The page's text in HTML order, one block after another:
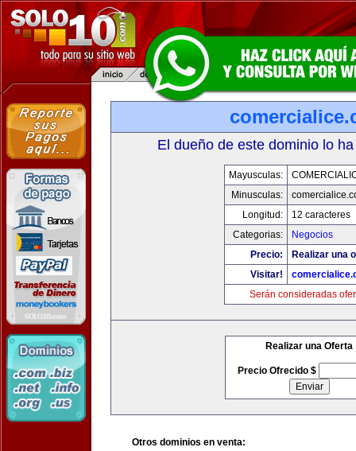
El dueño de este dominio lo
Mayusculas:
Minusculas:
Longitud:
12 caracteres
Categorias:
Negocios
Precio:
Realizar una
Visitar!
Serán consideradas
Realizar una Oferta
Precio Ofrecido $
Otros dominios en venta: